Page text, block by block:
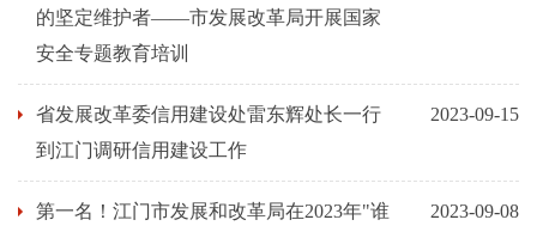
的坚定维护者——市发展改革局开展国家
安全专题教育培训
省发展改革委信用建设处雷东辉处长一行
到江门调研信用建设工作
2023-09-15
第一名！江门市发展和改革局在2023年"谁
2023-09-08